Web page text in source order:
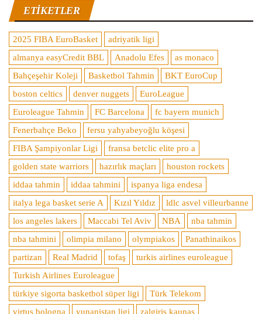
ETIKETLER
2025 FIBA EuroBasket
adriyatik ligi
almanya easyCredit BBL
Anadolu Efes
as monaco
Bahçeşehir Koleji
Basketbol Tahmin
BKT EuroCup
boston celtics
denver nuggets
EuroLeague
Euroleague Tahmin
FC Barcelona
fc bayern munich
Fenerbahçe Beko
fersu yahyabeyoğlu köşesi
FIBA Şampiyonlar Ligi
fransa betclic elite pro a
golden state warriors
hazırlık maçları
houston rockets
iddaa tahmin
iddaa tahmini
ispanya liga endesa
italya lega basket serie A
Kızıl Yıldız
ldlc asvel villeurbanne
los angeles lakers
Maccabi Tel Aviv NBA
nba tahmin
nba tahmini
olimpia milano olympiakos
Panathinaikos
partizan
Real Madrid tofaş
turkis airlines euroleague
Turkish Airlines Euroleague
türkiye sigorta basketbol süper ligi
Türk Telekom
virtus bologna
yunanistan ligi zalgiris kaunas